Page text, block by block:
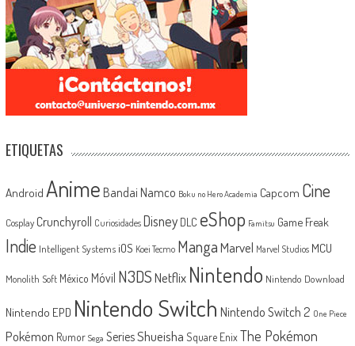
ETIQUETAS
Android Anime Bandai Namco Boku no Hero Academia Capcom Cine
Cosplay Crunchyroll Curiosidades Disney DLC eShop Famitsu Game Freak
Indie Intelligent Systems iOS Koei Tecmo MangaMarvel Marvel Studios MCU
Monolith Soft México Móvil N3DSNetflix Nintendo Nintendo Download
Nintendo EPD Nintendo Switch Nintendo Switch 2 One Piece
Pokémon Rumor Sega SeriesShueisha Square EnixThe Pokémon